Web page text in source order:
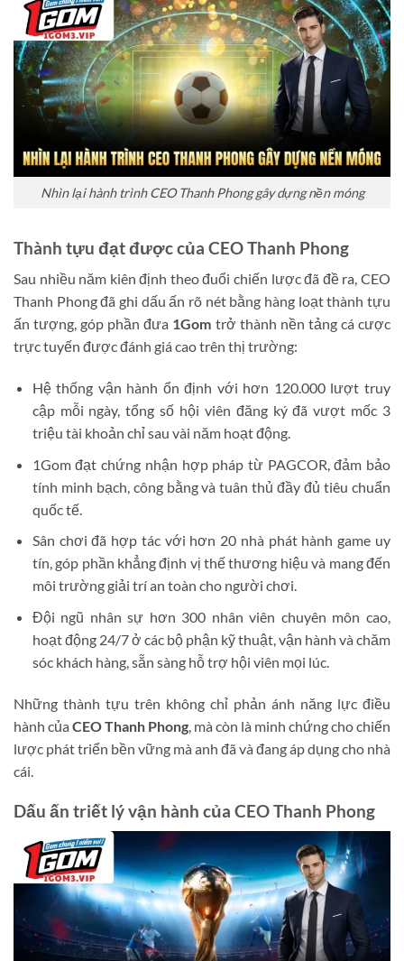
Nhìn lại hành trình CEO Thanh Phong gây dựng nền móng
Thành tựu đạt được của CEO Thanh Phong
Sau nhiều năm kiên định theo đuổi chiến lược đã đề ra, CEO
Thanh Phong đã ghi dấu ấn rõ nét bằng hàng loạt thành tựu
ấn tượng, góp phần đưa 1Gom trở thành nền tảng cá cược
trực tuyến được đánh giá cao trên thị trường:
Hệ thống vận hành ổn định với hơn 120.000 lượt truy
cập mỗi ngày, tổng số hội viên đăng ký đã vượt mốc 3
triệu tài khoản chỉ sau vài năm hoạt động.
1Gom đạt chứng nhận hợp pháp từ PAGCOR, đảm bảo
tính minh bạch, công bằng và tuân thủ đầy đủ tiêu chuẩn
quốc tế.
Sân chơi đã hợp tác với hơn 20 nhà phát hành game uy
tín, góp phần khẳng định vị thế thương hiệu và mang đến
môi trường giải trí an toàn cho người chơi.
Đội ngũ nhân sự hơn 300 nhân viên chuyên môn cao,
hoạt động 24/7 ở các bộ phận kỹ thuật, vận hành và chăm
sóc khách hàng, sẵn sàng hỗ trợ hội viên mọi lúc.
Những thành tựu trên không chỉ phản ánh năng lực điều
hành của CEO Thanh Phong , mà còn là minh chứng cho chiến
lược phát triển bền vững mà anh đã và đang áp dụng cho nhà
cái.
Dấu ấn triết lý vận hành của CEO Thanh Phong
×
KÈO NHÀ CÁI